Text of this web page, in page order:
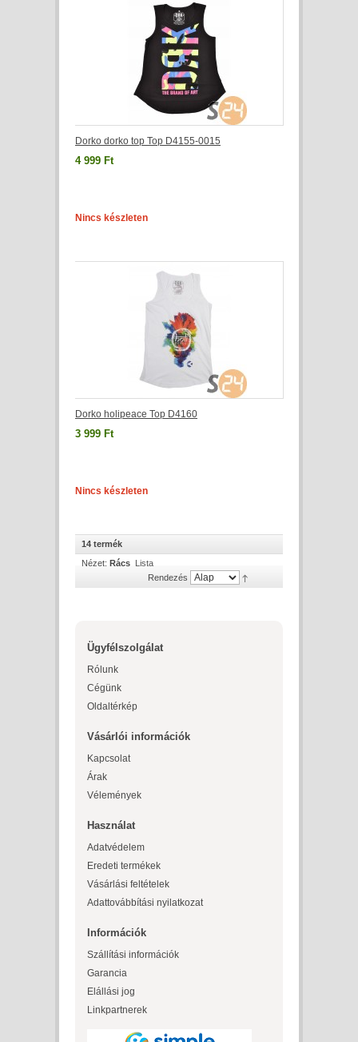
Dorko dorko top Top D4155-0015
4 999 Ft
Nincs készleten
Dorko holipeace Top D4160
3 999 Ft
Nincs készleten
14 termék
Nézet: Rács Lista
Rendezés
Ügyfélszolgálat
Rólunk
Cégünk
Oldaltérkép
Vásárlói információk
Kapcsolat
Árak
Vélemények
Használat
Adatvédelem
Eredeti termékek
Vásárlási feltételek
Adattovábbítási nyilatkozat
Információk
Szállítási információk
Garancia
Elállási jog
Linkpartnerek